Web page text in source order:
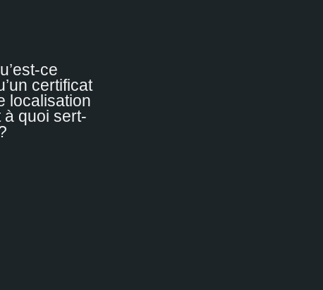
ce
certificat
localisation
à quoi sert-